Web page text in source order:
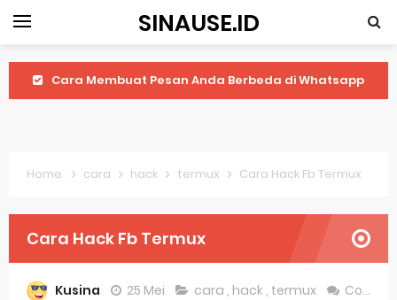
SINAUSE.ID
Cara Membuat Pesan Anda Berbeda di Whatsapp
Harga Laptop Acer Windows 10
Keytweak Windows 10
Home cara hack termux Cara Hack Fb Termux
Cara Hack Fb Termux
Kusina 25 Mei cara , hack , termux Comment